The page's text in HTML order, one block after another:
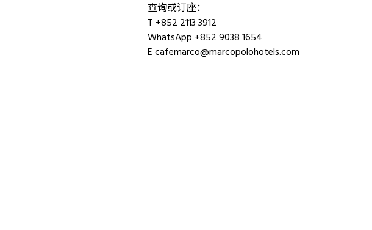
查询或订座：
T +852 2113 3912
WhatsApp +852 9038 1654
Ecafemarco@marcopolohotels.com